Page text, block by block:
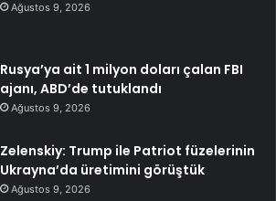
Ağustos 9, 2026
Rusya’ya ait 1 milyon doları çalan FBI
ajanı, ABD’de tutuklandı
Ağustos 9, 2026
Zelenskiy: Trump ile Patriot füzelerinin
Ukrayna’da üretimini görüştük
Ağustos 9, 2026